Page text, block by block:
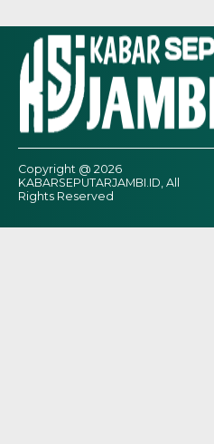
Copyright @ 2026
KABARSEPUTARJAMBI.ID, All
Rights Reserved